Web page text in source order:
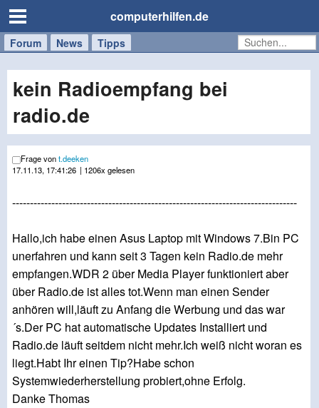
computerhilfen.de
Forum News Tipps
Handy
Tablet
Windows
Mac
kein Radioempfang bei
radio.de
Frage vont.deeken
17.11.13, 17:41:26 | 1206x gelesen
--------------------------------------------------------------------------------
Hallo,ich habe einen Asus Laptop mit Windows 7.Bin PC
unerfahren und kann seit 3 Tagen kein Radio.de mehr
empfangen.WDR 2 über Media Player funktioniert aber
über Radio.de ist alles tot.Wenn man einen Sender
anhören will,läuft zu Anfang die Werbung und das war
´s.Der PC hat automatische Updates Installiert und
Radio.de läuft seitdem nicht mehr.Ich weiß nicht woran es
liegt.Habt Ihr einen Tip?Habe schon
Systemwiederherstellung probiert,ohne Erfolg.
Danke Thomas